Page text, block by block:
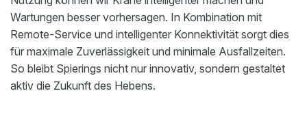
Wartungen besser vorhersagen. In Kombination mit
Remote-Service und intelligenter Konnektivität sorgt dies
für maximale Zuverlässigkeit und minimale Ausfallzeiten.
So bleibt Spierings nicht nur innovativ, sondern gestaltet
aktiv die Zukunft des Hebens.